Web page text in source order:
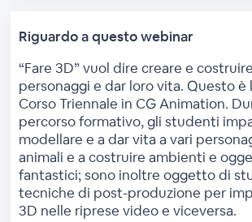
Riguardo a questo webinar
“Fare 3D” vuol dire creare e
personaggi e dar loro vita. Questo è
Corso Triennale in CG Animation.
percorso formativo, gli studenti
modellare e a dar vita a vari
animali e a costruire ambienti e
fantastici; sono inoltre oggetto di
tecniche di post-produzione per
3D nelle riprese video e viceversa.